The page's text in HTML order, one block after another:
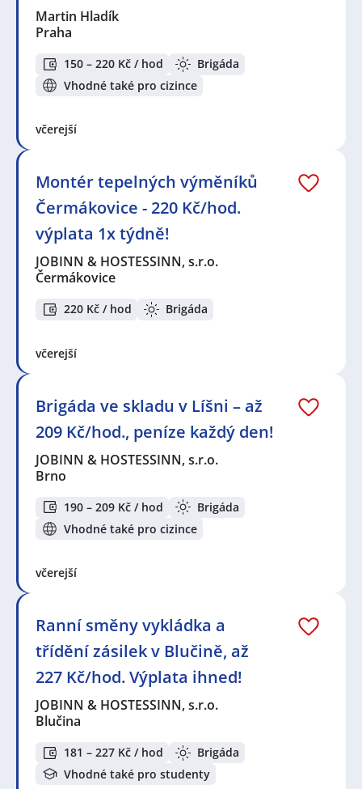
Martin Hladík
Praha
150 – 220 Kč / hod
Brigáda
Vhodné také pro cizince
včerejší
Montér tepelných výměníků
Čermákovice - 220 Kč/hod.
výplata 1x týdně!
JOBINN & HOSTESSINN, s.r.o.
Čermákovice
220 Kč / hod Brigáda
včerejší
Brigáda ve skladu v Líšni – až
209 Kč/hod., peníze každý den!
JOBINN & HOSTESSINN, s.r.o.
Brno
190 – 209 Kč / hod
Brigáda
Vhodné také pro cizince
včerejší
Ranní směny vykládka a
třídění zásilek v Blučině, až
227 Kč/hod. Výplata ihned!
JOBINN & HOSTESSINN, s.r.o.
Blučina
181 – 227 Kč / hod
Brigáda
Vhodné také pro studenty